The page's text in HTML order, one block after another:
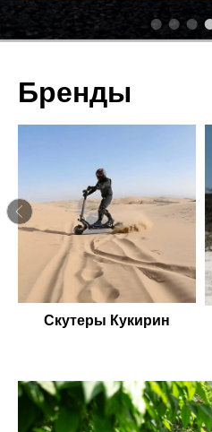
Бренды
Скутеры Кукирин